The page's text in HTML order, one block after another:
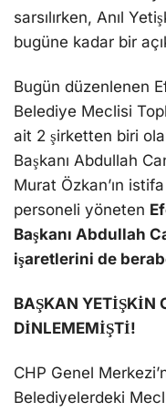
sarsılırken, Anıl
bugüne kadar bir
Bugün düzenlenen
Belediye Meclisi
ait 2 şirketten biri
Başkanı Abdullah
Murat Özkan’ın
personeli yöneten
Başkanı Abdullah
işaretlerini de
BAŞKAN YETİŞKİN
DİNLEMEMİŞTİ!
CHP Genel
Belediyelerdeki